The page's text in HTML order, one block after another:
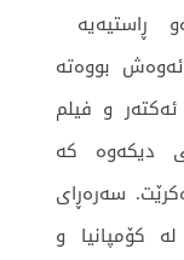
ڕاستیه‌یه‌
بووه‌ته‌
و فیلم
دیكه‌وه كه‌
سه‌ره‌ڕای
كۆمپانیا و